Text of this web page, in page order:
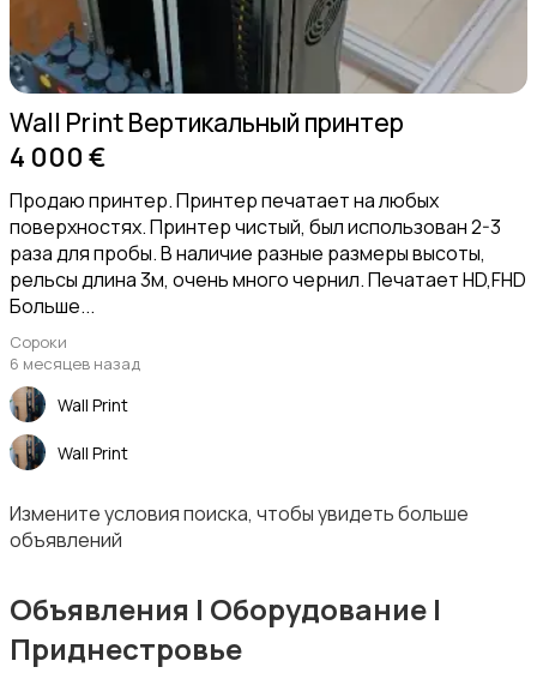
Wall Print Вертикальный принтер
4 000 €
Продаю принтер. Принтер печатает на любых
поверхностях. Принтер чистый, был использован 2-3
раза для пробы. В наличие разные размеры высоты,
рельсы длина 3м, очень много чернил. Печатает HD,FHD
Больше...
Сороки
6 месяцев назад
Wall Print
Wall Print
Измените условия поиска, чтобы увидеть больше
объявлений
Объявления | Оборудование |
Приднестровье